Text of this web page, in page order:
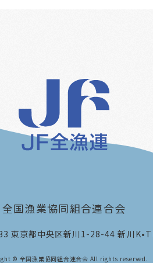
全国漁業協同組合連合会
東京都中央区新川1-28-44 新川K•T
© 全国漁業協同組合連合会 All rights reserved.